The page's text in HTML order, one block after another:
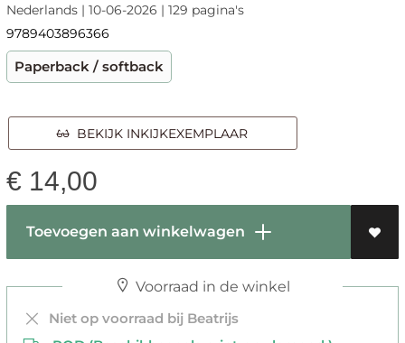
Nederlands | 10-06-2026 | 129 pagina's
9789403896366
Paperback / softback
BEKIJK INKIJKEXEMPLAAR
€ 14,00
Toevoegen aan winkelwagen
Voorraad in de winkel
Niet op voorraad bij Beatrijs